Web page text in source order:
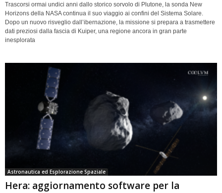
Trascorsi ormai undici anni dallo storico sorvolo di Plutone, la sonda New
Horizons della NASA continua il suo viaggio ai confini del Sistema Solare.
Dopo un nuovo risveglio dall’ibernazione, la missione si prepara a trasmettere
dati preziosi dalla fascia di Kuiper, una regione ancora in gran parte
inesplorata
Astronautica ed Esplorazione Spaziale
Hera: aggiornamento software per la